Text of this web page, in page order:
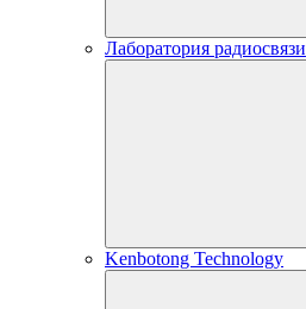
Лаборатория радиосвязи
Kenbotong Technology